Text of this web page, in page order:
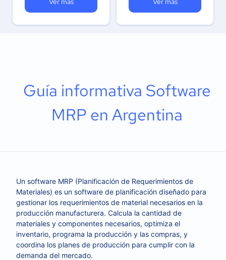
Guía informativa Software
MRP en Argentina
Un software MRP (Planificación de Requerimientos de
Materiales) es un software de planificación diseñado para
gestionar los requerimientos de material necesarios en la
producción manufacturera. Calcula la cantidad de
materiales y componentes necesarios, optimiza el
inventario, programa la producción y las compras, y
coordina los planes de producción para cumplir con la
demanda del mercado.